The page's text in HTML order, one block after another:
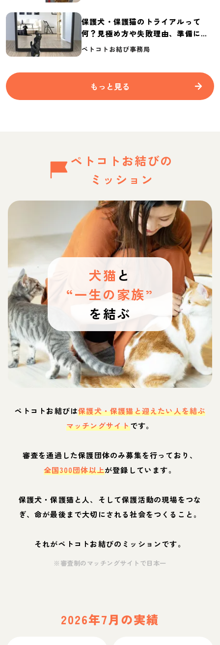
保護犬・保護猫のトライアルって
何？見極め方や失敗理由、準備に必
要なものを紹介
ペトコトお結び事務局
もっと見る
ペトコトお結びの
ミッション
犬猫 と
“一生の家族”
を結ぶ
ペトコトお結びは保護犬・保護猫と迎えたい人を結ぶ
マッチングサイトです。
審査を通過した保護団体のみ募集を行っており、
全国300団体以上が登録しています。
保護犬・保護猫と人、そして保護活動の現場をつな
ぎ、命が最後まで大切にされる社会をつくること。
それがペトコトお結びのミッションです。
※審査制のマッチングサイトで日本一
2026年7月の実績